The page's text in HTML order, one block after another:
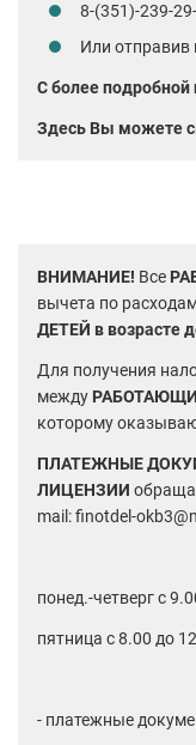
8-(351)-239-
Или отправив
С более
Здесь Вы можете
ВНИМАНИЕ! Все
вычета по
ДЕТЕЙ в возрасте
Для получения
между
которому
ПЛАТЕЖНЫЕ
ЛИЦЕНЗИИ
mail:finotdel-
понед.-четверг с
пятница с 8.00 до
- платежные